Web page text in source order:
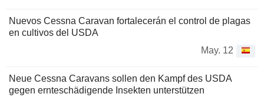
Nuevos Cessna Caravan fortalecerán el control de plagas
en cultivos del USDA
May. 12
Neue Cessna Caravans sollen den Kampf des USDA
gegen ernteschädigende Insekten unterstützen